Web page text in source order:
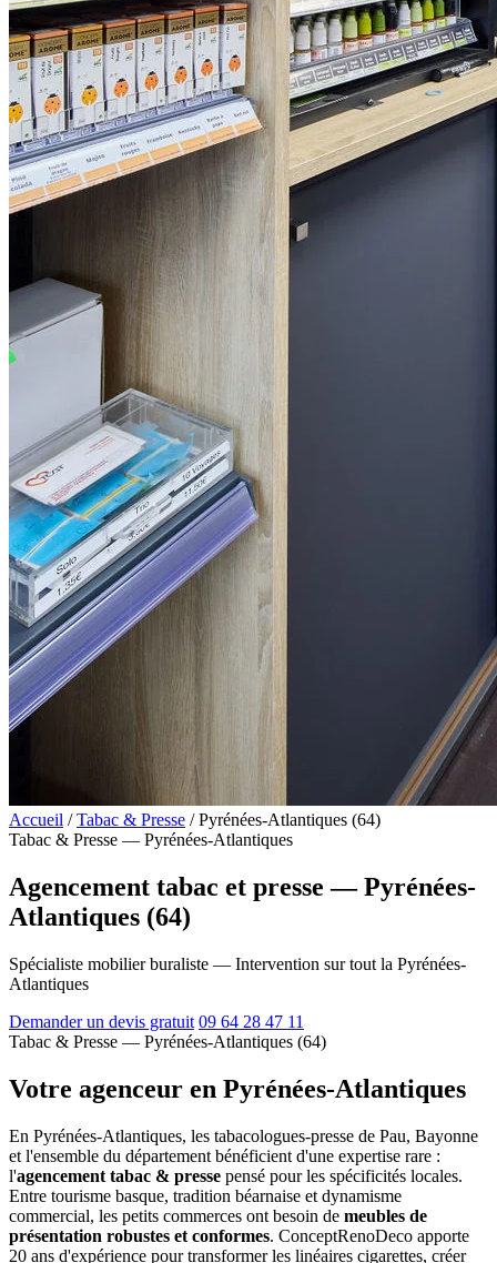
Accueil / Tabac & Presse / Pyrénées-Atlantiques (64)
Tabac & Presse — Pyrénées-Atlantiques
Agencement tabac et presse — Pyrénées-
Atlantiques (64)
Spécialiste mobilier buraliste — Intervention sur tout la Pyrénées-
Atlantiques
Demander un devis gratuit 09 64 28 47 11
Tabac & Presse — Pyrénées-Atlantiques (64)
Votre agenceur en Pyrénées-Atlantiques
En Pyrénées-Atlantiques, les tabacologues-presse de Pau, Bayonne
et l'ensemble du département bénéficient d'une expertise rare :
l'agencement tabac & presse pensé pour les spécificités locales.
Entre tourisme basque, tradition béarnaise et dynamisme
commercial, les petits commerces ont besoin de meubles de
présentation robustes et conformes. ConceptRenoDeco apporte
20 ans d'expérience pour transformer les linéaires cigarettes, créer